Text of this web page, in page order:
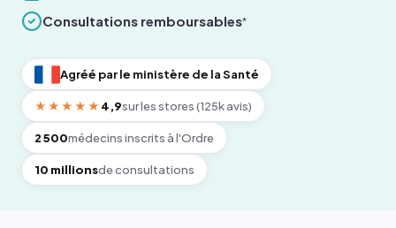
Consultations remboursables*
Agréé par le ministère de la Santé
★★★★★ 4,9sur les stores (125k avis)
2 500médecins inscrits à l'Ordre
10 millionsde consultations